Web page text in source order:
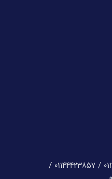
01133202976 / 01133202978 / 01144423857 /